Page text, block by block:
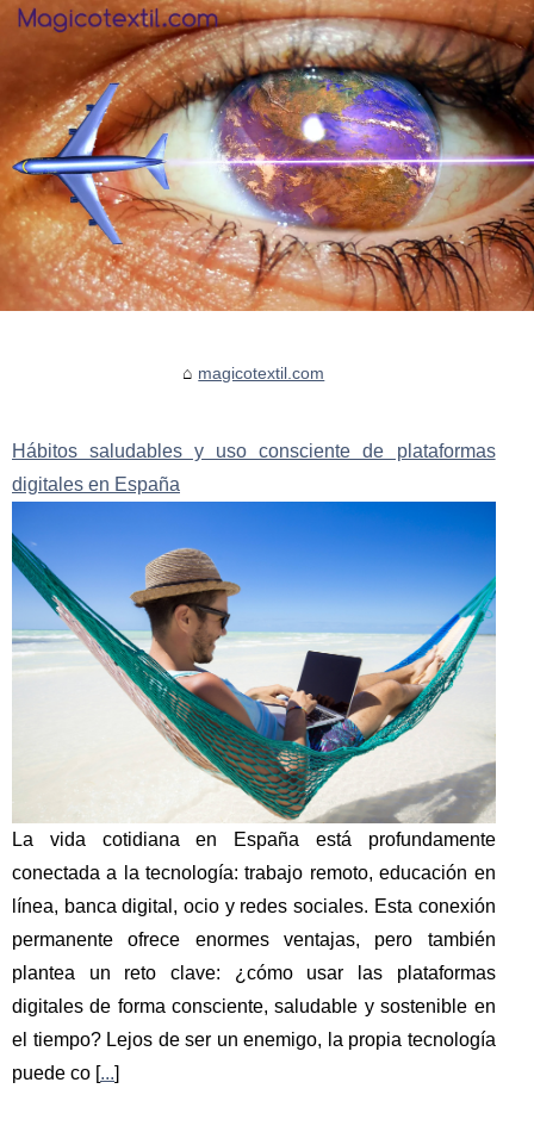
magicotextil.com
Hábitos saludables y uso consciente de plataformas
digitales en España
La vida cotidiana en España está profundamente
conectada a la tecnología: trabajo remoto, educación en
línea, banca digital, ocio y redes sociales. Esta conexión
permanente ofrece enormes ventajas, pero también
plantea un reto clave: ¿cómo usar las plataformas
digitales de forma consciente, saludable y sostenible en
el tiempo? Lejos de ser un enemigo, la propia tecnología
puede co [...]